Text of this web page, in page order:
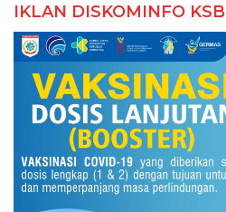
IKLAN DISKOMINFO KSB